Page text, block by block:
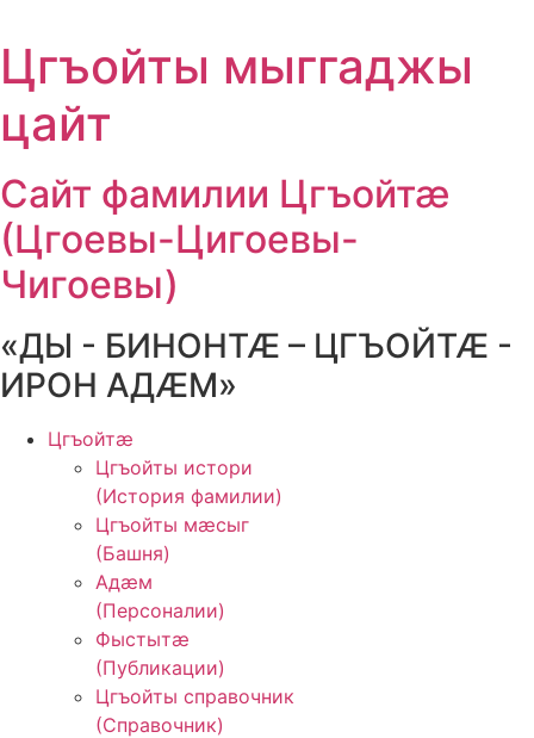
Цгъойты мыггаджы
цайт
Сайт фамилии Цгъойтӕ
(Цгоевы-Цигоевы-
Чигоевы)
«ДЫ - БИНОНТӔ – ЦГЪОЙТӔ -
ИРОН АДӔМ»
Цгъойтæ
Цгъойты истори
(История фамилии)
Цгъойты мæсыг
(Башня)
Адӕм
(Персоналии)
Фыстытӕ
(Публикации)
Цгъойты справочник
(Справочник)